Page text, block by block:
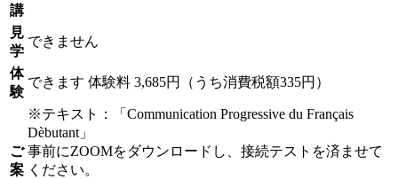
講
見
学
できません
体
験
できます 体験料 3,685円（うち消費税額335円）
ご
案
※テキスト：「Communication Progressive du Français
Dèbutant」
事前にZOOMをダウンロードし、接続テストを済ませて
ください。